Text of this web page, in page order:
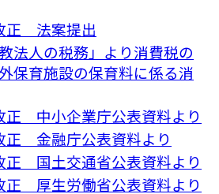
正 法案提出
法人の税務」より消費税の
保育施設の保育料に係る消
正 中小企業庁公表資料より
正 金融庁公表資料より
正 国土交通省公表資料より
正 厚生労働省公表資料より